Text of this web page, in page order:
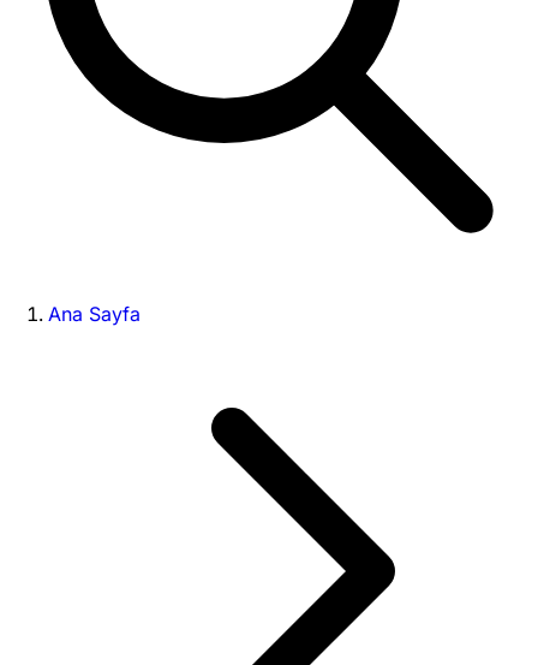
Ana Sayfa